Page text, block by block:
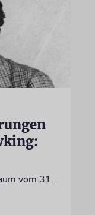
vom 31.